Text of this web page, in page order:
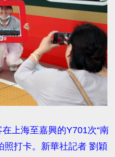
上海至嘉興的Y701次“南
照打卡。新華社記者 劉穎